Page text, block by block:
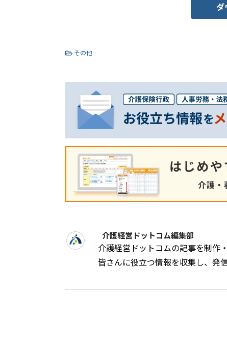
ダ
その他
介護経営ドットコム編集部
介護経営ドットコムの記事を制作
皆さんに役立つ情報を収集し、発